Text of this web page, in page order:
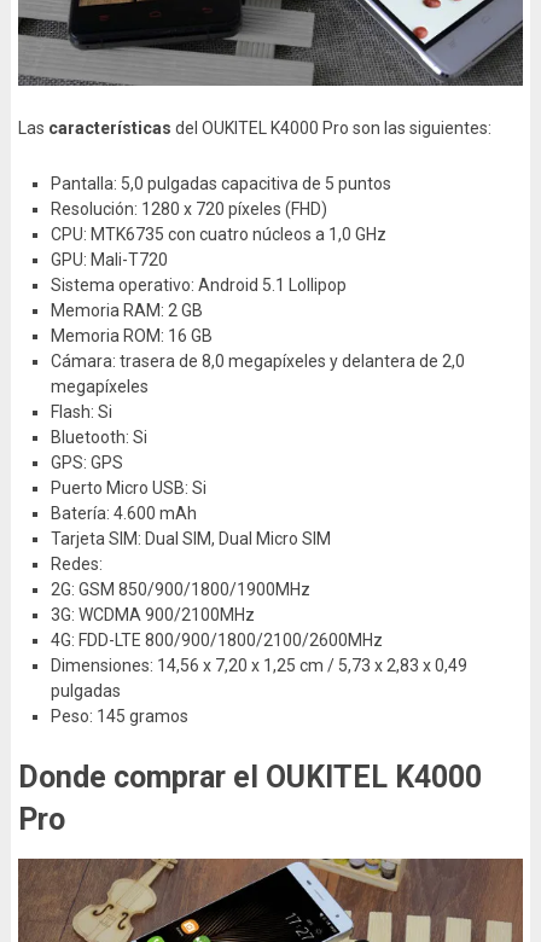
Las características del OUKITEL K4000 Pro son las siguientes:
Pantalla: 5,0 pulgadas capacitiva de 5 puntos
Resolución: 1280 x 720 píxeles (FHD)
CPU: MTK6735 con cuatro núcleos a 1,0 GHz
GPU: Mali-T720
Sistema operativo: Android 5.1 Lollipop
Memoria RAM: 2 GB
Memoria ROM: 16 GB
Cámara: trasera de 8,0 megapíxeles y delantera de 2,0
megapíxeles
Flash: Si
Bluetooth: Si
GPS: GPS
Puerto Micro USB: Si
Batería: 4.600 mAh
Tarjeta SIM: Dual SIM, Dual Micro SIM
Redes:
2G: GSM 850/900/1800/1900MHz
3G: WCDMA 900/2100MHz
4G: FDD-LTE 800/900/1800/2100/2600MHz
Dimensiones: 14,56 x 7,20 x 1,25 cm / 5,73 x 2,83 x 0,49
pulgadas
Peso: 145 gramos
Donde comprar el OUKITEL K4000
Pro